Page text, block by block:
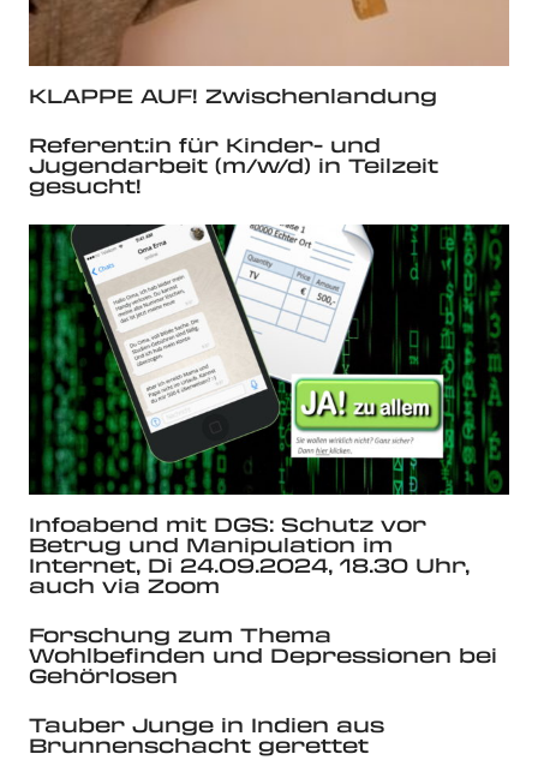
KLAPPE AUF! Zwischenlandung
Referent:in für Kinder- und
Jugendarbeit (m/w/d) in Teilzeit
gesucht!
Infoabend mit DGS: Schutz vor
Betrug und Manipulation im
Internet, Di 24.09.2024, 18.30 Uhr,
auch via Zoom
Forschung zum Thema
Wohlbefinden und Depressionen bei
Gehörlosen
Tauber Junge in Indien aus
Brunnenschacht gerettet